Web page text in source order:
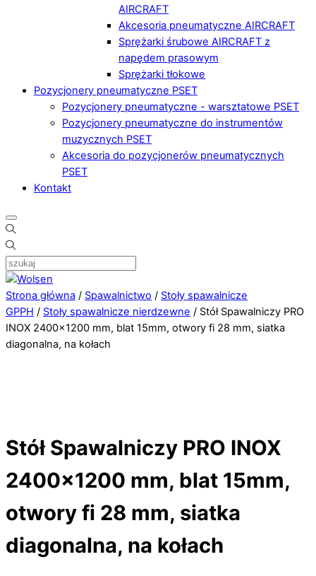
AIRCRAFT
Akcesoria pneumatyczne AIRCRAFT
Sprężarki śrubowe AIRCRAFT z
napędem prasowym
Sprężarki tłokowe
Pozycjonery pneumatyczne PSET
Pozycjonery pneumatyczne - warsztatowe PSET
Pozycjonery pneumatyczne do instrumentów
muzycznych PSET
Akcesoria do pozycjonerów pneumatycznych
PSET
Kontakt
Strona główna / Spawalnictwo / Stoły spawalnicze
GPPH / Stoły spawalnicze nierdzewne / Stół Spawalniczy PRO
INOX 2400×1200 mm, blat 15mm, otwory fi 28 mm, siatka
diagonalna, na kołach
Stół Spawalniczy PRO INOX
2400×1200 mm, blat 15mm,
otwory fi 28 mm, siatka
diagonalna, na kołach